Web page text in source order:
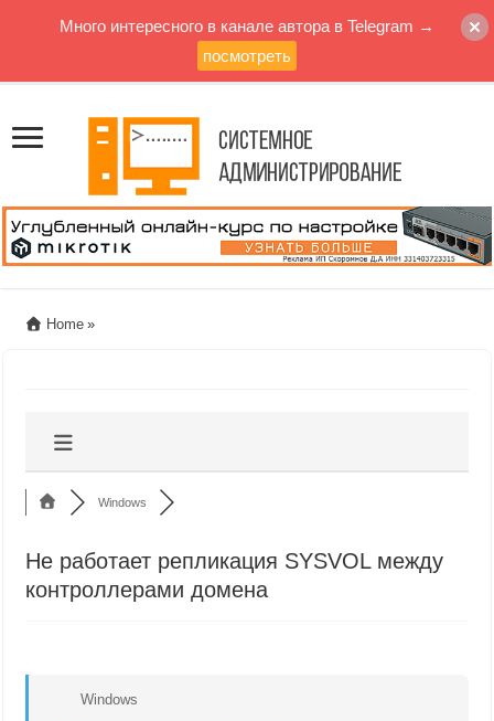
Home »
Windows
Не работает репликация SYSVOL между
контроллерами домена
Windows
Много интересного в канале автора в Telegram →
посмотреть